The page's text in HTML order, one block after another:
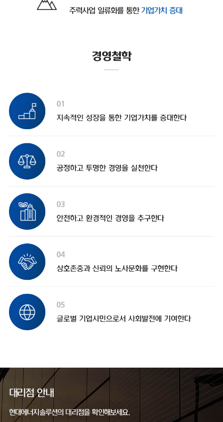
주력사업 일류화를 통한 기업가치 증대
경영철학
대리점 안내
현대에너지솔루션의 대리점을 확인해보세요.